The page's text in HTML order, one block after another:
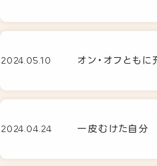
2024.05.10 オン・オフとも
2024.04.24 一皮むけた自分